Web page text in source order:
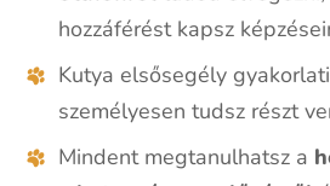
hozzáférést kapsz
Kutya elsősegély
személyesen tudsz részt
Mindent megtanulhatsz a